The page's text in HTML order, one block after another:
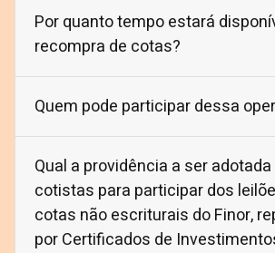
Por quanto tempo estará
recompra de cotas?
Quem pode participar dessa
Qual a providência a ser
cotistas para participar dos
cotas não escriturais do Finor,
por Certificados de